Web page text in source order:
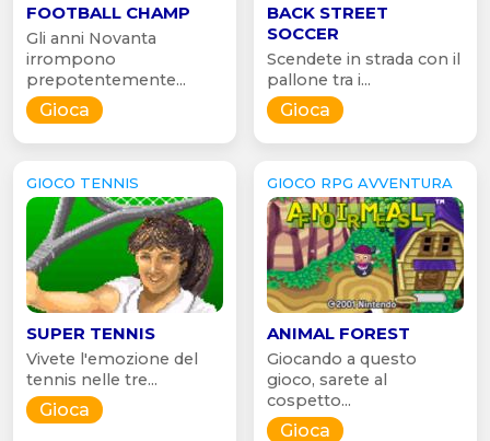
FOOTBALL CHAMP
Gli anni Novanta
irrompono
prepotentemente...
Gioca
BACK STREET
SOCCER
Scendete in strada con il
pallone tra i...
Gioca
GIOCO TENNIS
SUPER TENNIS
Vivete l'emozione del
tennis nelle tre...
Gioca
GIOCO RPG AVVENTURA
ANIMAL FOREST
Giocando a questo
gioco, sarete al
cospetto...
Gioca